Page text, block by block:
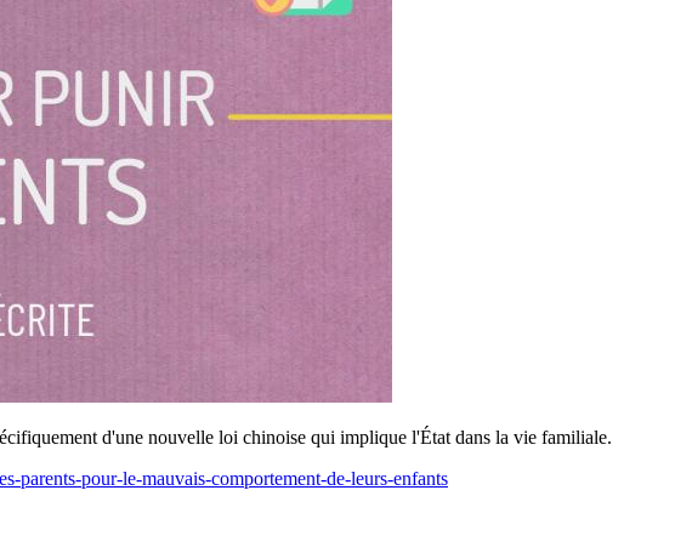
d'une nouvelle loi chinoise qui implique l'État dans la vie familiale.
parents-pour-le-mauvais-comportement-de-leurs-enfants